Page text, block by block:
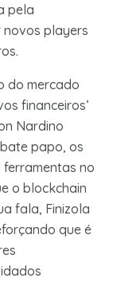
pela
players
do mercado
financeiros’
Nardino
bate papo, os
no
o blockchain
fala, Finizola
que é